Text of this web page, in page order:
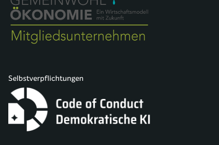
Selbstverpflichtungen